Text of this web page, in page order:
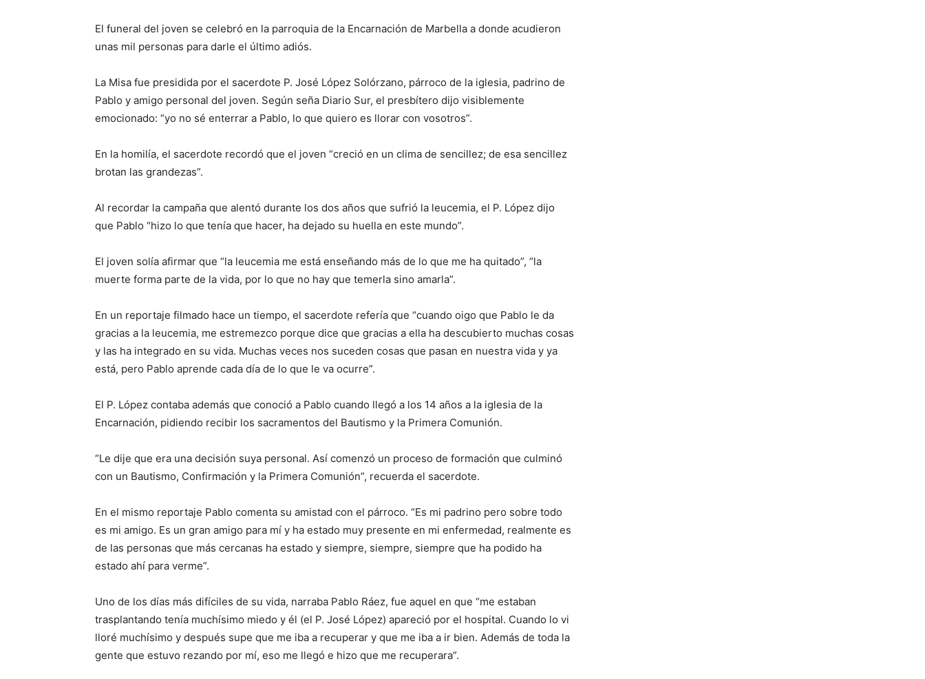
El funeral del joven se celebró en la parroquia de la Encarnación de Marbella a donde acudieron
unas mil personas para darle el último adiós.
La Misa fue presidida por el sacerdote P. José López Solórzano, párroco de la iglesia, padrino de
Pablo y amigo personal del joven. Según seña Diario Sur, el presbítero dijo visiblemente
emocionado: “yo no sé enterrar a Pablo, lo que quiero es llorar con vosotros”.
En la homilía, el sacerdote recordó que el joven “creció en un clima de sencillez; de esa sencillez
brotan las grandezas”.
Al recordar la campaña que alentó durante los dos años que sufrió la leucemia, el P. López dijo
que Pablo “hizo lo que tenía que hacer, ha dejado su huella en este mundo”.
El joven solía afirmar que “la leucemia me está enseñando más de lo que me ha quitado”, “la
muerte forma parte de la vida, por lo que no hay que temerla sino amarla”.
En un reportaje filmado hace un tiempo, el sacerdote refería que “cuando oigo que Pablo le da
gracias a la leucemia, me estremezco porque dice que gracias a ella ha descubierto muchas cosas
y las ha integrado en su vida. Muchas veces nos suceden cosas que pasan en nuestra vida y ya
está, pero Pablo aprende cada día de lo que le va ocurre”.
El P. López contaba además que conoció a Pablo cuando llegó a los 14 años a la iglesia de la
Encarnación, pidiendo recibir los sacramentos del Bautismo y la Primera Comunión.
“Le dije que era una decisión suya personal. Así comenzó un proceso de formación que culminó
con un Bautismo, Confirmación y la Primera Comunión”, recuerda el sacerdote.
En el mismo reportaje Pablo comenta su amistad con el párroco. “Es mi padrino pero sobre todo
es mi amigo. Es un gran amigo para mí y ha estado muy presente en mi enfermedad, realmente es
de las personas que más cercanas ha estado y siempre, siempre, siempre que ha podido ha
estado ahí para verme”.
Uno de los días más difíciles de su vida, narraba Pablo Ráez, fue aquel en que “me estaban
trasplantando tenía muchísimo miedo y él (el P. José López) apareció por el hospital. Cuando lo vi
lloré muchísimo y después supe que me iba a recuperar y que me iba a ir bien. Además de toda la
gente que estuvo rezando por mí, eso me llegó e hizo que me recuperara”.